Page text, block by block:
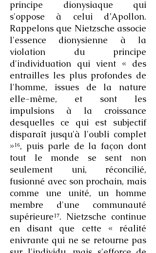
principe dionysiaque qui
s'oppose à celui d’Apollon.
Rappelons que Nietzsche associe
l'essence dionysienne à la
violation du principe
d'individuation qui vient « des
entrailles les plus profondes de
l'homme, issues de la nature
elle-même, et sont les
impulsions à la croissance
desquelles ce qui est subjectif
disparaît jusqu'à l'oubli complet
»¹⁶, puis parle de la façon dont
tout le monde se sent non
seulement uni, réconcilié,
fusionné avec son prochain, mais
comme une unité, un homme
membre d'une communauté
supérieure¹⁷. Nietzsche continue
en disant que cette « réalité
enivrante qui ne se retourne pas